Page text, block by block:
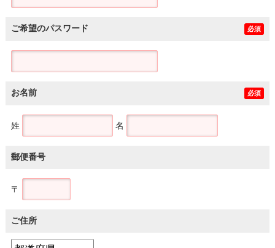
ご希望のパスワード 必須
お名前 必須
姓 名
郵便番号
〒
ご住所